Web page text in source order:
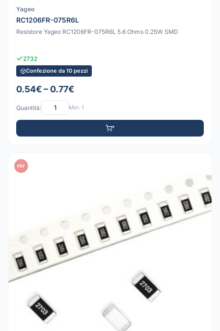
Yageo
RC1206FR-075R6L
Resistore Yageo RC1206FR-075R6L 5.6 Ohms 0.25W SMD
2732
Confezione da 10 pezzi
0.54€ – 0.77€
Quantità: Min: 1
PDF